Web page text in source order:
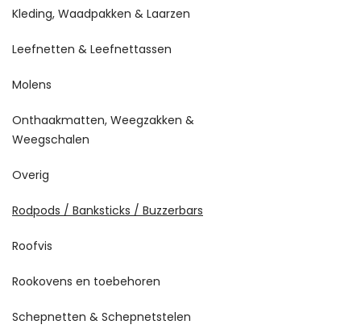
Kleding, Waadpakken & Laarzen
Leefnetten & Leefnettassen
Molens
Onthaakmatten, Weegzakken &
Weegschalen
Overig
Rodpods / Banksticks / Buzzerbars
Roofvis
Rookovens en toebehoren
Schepnetten & Schepnetstelen